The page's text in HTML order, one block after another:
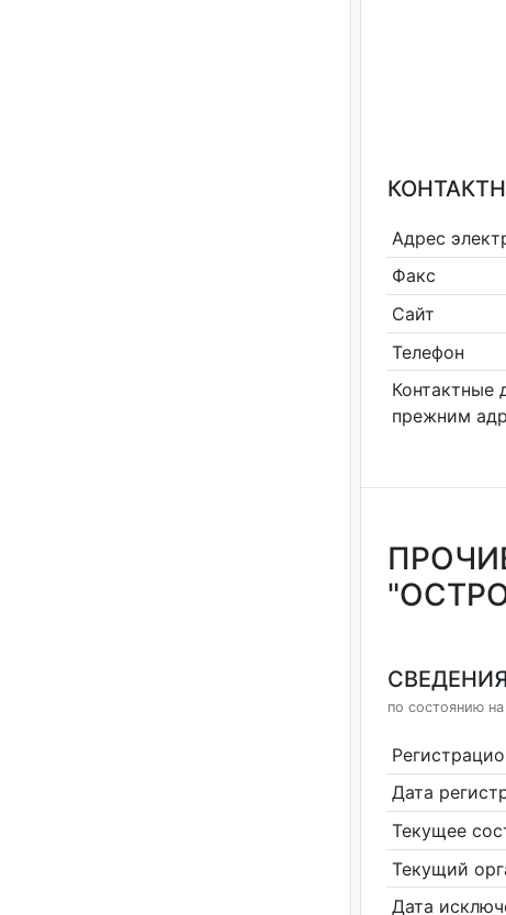
Адрес
Факс
Сайт
Телефон
Контактные
прежним
по состоянию на
Дата
Текущее
Текущий
Дата